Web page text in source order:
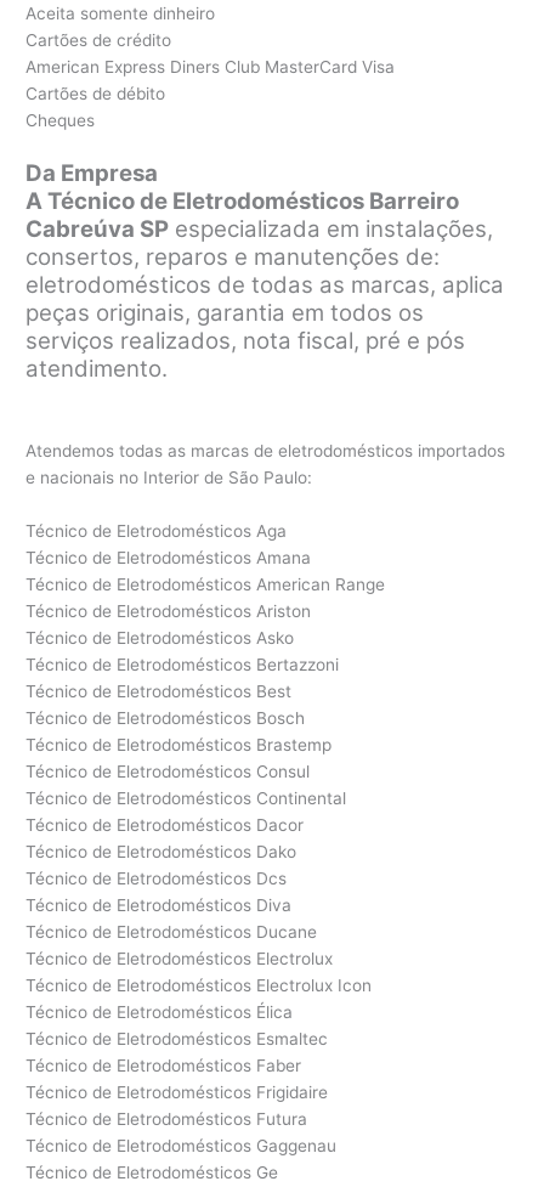
Aceita somente dinheiro
Cartões de crédito
American Express Diners Club MasterCard Visa
Cartões de débito
Cheques
Da Empresa
A Técnico de Eletrodomésticos Barreiro
Cabreúva SP especializada em instalações,
consertos, reparos e manutenções de:
eletrodomésticos de todas as marcas, aplica
peças originais, garantia em todos os
serviços realizados, nota fiscal, pré e pós
atendimento.
Atendemos todas as marcas de eletrodomésticos importados
e nacionais no Interior de São Paulo:
Técnico de Eletrodomésticos Aga
Técnico de Eletrodomésticos Amana
Técnico de Eletrodomésticos American Range
Técnico de Eletrodomésticos Ariston
Técnico de Eletrodomésticos Asko
Técnico de Eletrodomésticos Bertazzoni
Técnico de Eletrodomésticos Best
Técnico de Eletrodomésticos Bosch
Técnico de Eletrodomésticos Brastemp
Técnico de Eletrodomésticos Consul
Técnico de Eletrodomésticos Continental
Técnico de Eletrodomésticos Dacor
Técnico de Eletrodomésticos Dako
Técnico de Eletrodomésticos Dcs
Técnico de Eletrodomésticos Diva
Técnico de Eletrodomésticos Ducane
Técnico de Eletrodomésticos Electrolux
Técnico de Eletrodomésticos Electrolux Icon
Técnico de Eletrodomésticos Élica
Técnico de Eletrodomésticos Esmaltec
Técnico de Eletrodomésticos Faber
Técnico de Eletrodomésticos Frigidaire
Técnico de Eletrodomésticos Futura
Técnico de Eletrodomésticos Gaggenau
Técnico de Eletrodomésticos Ge